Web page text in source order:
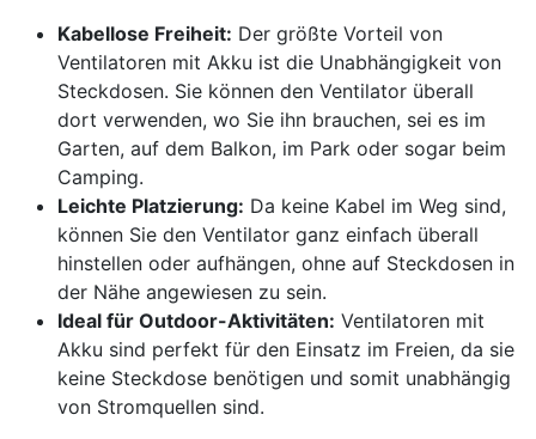
Kabellose Freiheit: Der größte Vorteil von
Ventilatoren mit Akku ist die Unabhängigkeit von
Steckdosen. Sie können den Ventilator überall
dort verwenden, wo Sie ihn brauchen, sei es im
Garten, auf dem Balkon, im Park oder sogar beim
Camping.
Leichte Platzierung: Da keine Kabel im Weg sind,
können Sie den Ventilator ganz einfach überall
hinstellen oder aufhängen, ohne auf Steckdosen in
der Nähe angewiesen zu sein.
Ideal für Outdoor-Aktivitäten: Ventilatoren mit
Akku sind perfekt für den Einsatz im Freien, da sie
keine Steckdose benötigen und somit unabhängig
von Stromquellen sind.